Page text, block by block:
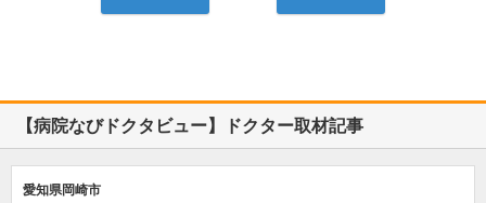
【病院なびドクタビュー】ドクター取材記事
愛知県岡崎市